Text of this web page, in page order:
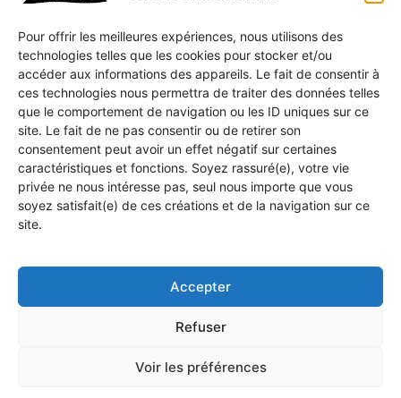
Pour offrir les meilleures expériences, nous utilisons des
technologies telles que les cookies pour stocker et/ou
accéder aux informations des appareils. Le fait de consentir à
ces technologies nous permettra de traiter des données telles
que le comportement de navigation ou les ID uniques sur ce
site. Le fait de ne pas consentir ou de retirer son
consentement peut avoir un effet négatif sur certaines
caractéristiques et fonctions. Soyez rassuré(e), votre vie
privée ne nous intéresse pas, seul nous importe que vous
soyez satisfait(e) de ces créations et de la navigation sur ce
site.
Accepter
Refuser
Voir les préférences
CGV
Mon compte
Mon Panier
Vous souhaitez être tenu(e) aux parfums des
dernières parutions, idées ou humeurs des
Prestigieux Établissements FRiCHTRE ?
et soyez au fait de tout.